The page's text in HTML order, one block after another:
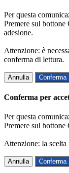
Per questa
Premere sul
adesione.
Attenzione: è
conferma di lettura.
Annulla Conferma
Conferma per
Per questa
Premere sul
Attenzione: la
Annulla Conferma